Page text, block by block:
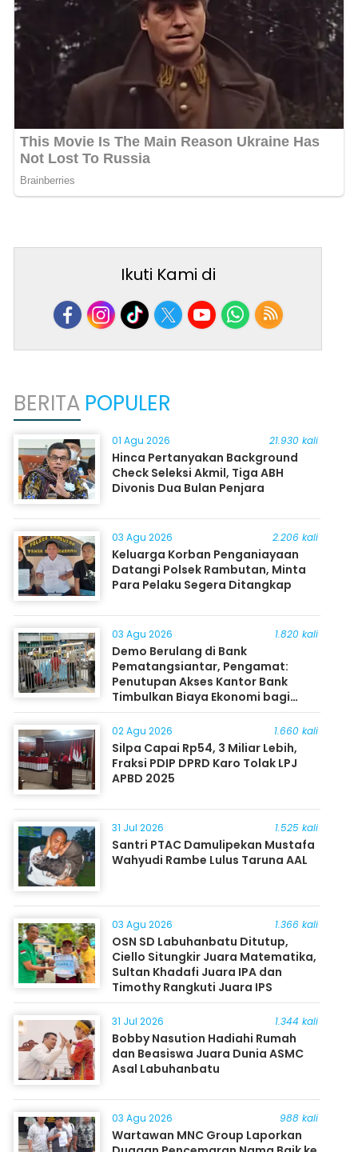
Ikuti Kami di
BERITA POPULER
01 Agu 2026 21.930 kali
Hinca Pertanyakan Background
Check Seleksi Akmil, Tiga ABH
Divonis Dua Bulan Penjara
03 Agu 2026 2.206 kali
Keluarga Korban Penganiayaan
Datangi Polsek Rambutan, Minta
Para Pelaku Segera Ditangkap
03 Agu 2026 1.820 kali
Demo Berulang di Bank
Pematangsiantar, Pengamat:
Penutupan Akses Kantor Bank
Timbulkan Biaya Ekonomi bagi
Masyarakat
02 Agu 2026 1.660 kali
Silpa Capai Rp54, 3 Miliar Lebih,
Fraksi PDIP DPRD Karo Tolak LPJ
APBD 2025
31 Jul 2026 1.525 kali
Santri PTAC Damulipekan Mustafa
Wahyudi Rambe Lulus Taruna AAL
03 Agu 2026 1.366 kali
OSN SD Labuhanbatu Ditutup,
Ciello Situngkir Juara Matematika,
Sultan Khadafi Juara IPA dan
Timothy Rangkuti Juara IPS
31 Jul 2026 1.344 kali
Bobby Nasution Hadiahi Rumah
dan Beasiswa Juara Dunia ASMC
Asal Labuhanbatu
03 Agu 2026 988 kali
Wartawan MNC Group Laporkan